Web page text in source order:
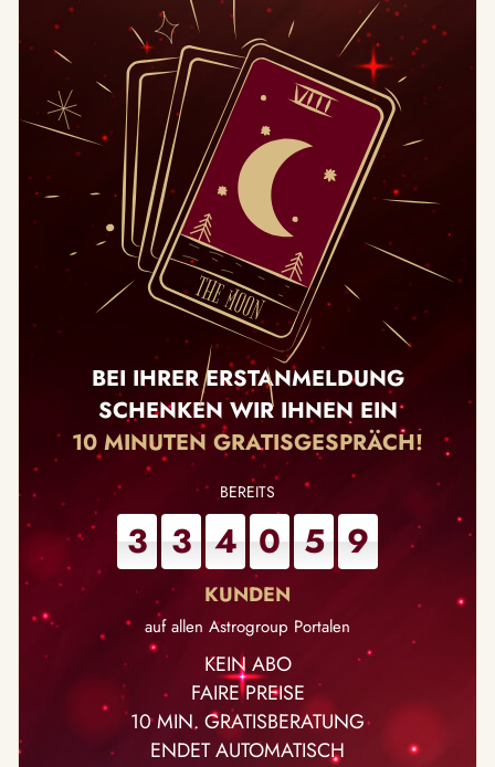
BEI IHRER ERSTANMELDUNG
SCHENKEN WIR IHNEN EIN
10 MINUTEN GRATISGESPRÄCH!
3 3 4 0 5 9
auf allen Astrogroup Portalen
KEIN ABO
FAIRE PREISE
10 MIN. GRATISBERATUNG
ENDET AUTOMATISCH